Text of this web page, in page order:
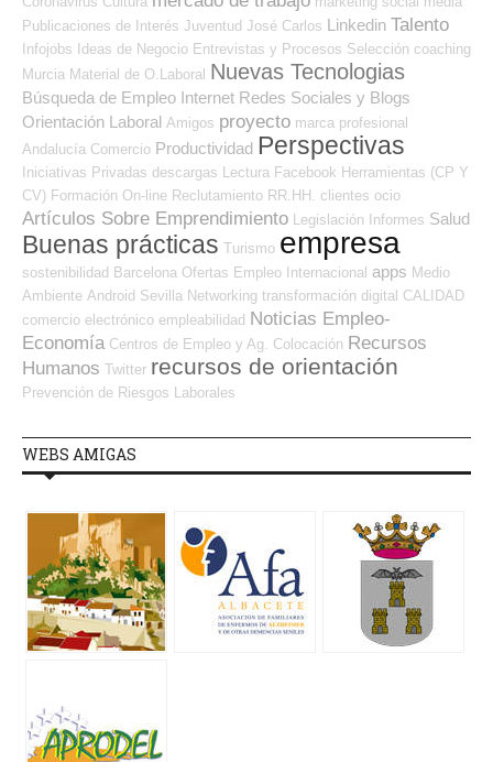
Publicaciones de Interés Juventud José Carlos Linkedin Talento
Infojobs Ideas de Negocio Entrevistas y Procesos Selección coaching
Murcia Material de O.Laboral Nuevas Tecnologias
Búsqueda de Empleo Internet Redes Sociales y Blogs
Orientación Laboral Amigos proyecto marca profesional
Andalucía Comercio Productividad Perspectivas
Iniciativas Privadas descargas Lectura Facebook Herramientas (CP Y
CV) Formación On-line Reclutamiento RR.HH. clientes ocio
Artículos Sobre Emprendimiento Legislación Informes Salud
Buenas prácticas Turismo empresa
sostenibilidad Barcelona Ofertas Empleo Internacional apps Medio
Ambiente Android Sevilla Networking transformación digital CALIDAD
comercio electrónico empleabilidad Noticias Empleo-
Economía Centros de Empleo y Ag. Colocación Recursos
Humanos Twitter recursos de orientación
Prevención de Riesgos Laborales
WEBS AMIGAS